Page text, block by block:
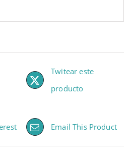
Twitear este
producto
Email This Product